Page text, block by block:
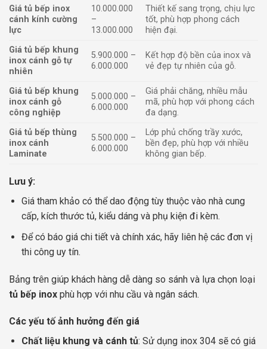
Giá tủ bếp inox
cánh kính cường
lực
10.000.000
–
13.000.000
Thiết kế sang trọng, chịu lực
tốt, phù hợp phong cách
hiện đại.
Giá tủ bếp khung
inox cánh gỗ tự
nhiên
5.900.000 –
6.000.000
Kết hợp độ bền của inox và
vẻ đẹp tự nhiên của gỗ.
Giá tủ bếp khung
inox cánh gỗ
công nghiệp
5.000.000 –
6.000.000
Giá phải chăng, nhiều mẫu
mã, phù hợp với phong cách
đa dạng.
Giá tủ bếp thùng
inox cánh
Laminate
5.500.000 –
6.000.000
Lớp phủ chống trầy xước,
bền đẹp, phù hợp với nhiều
không gian bếp.
Lưu ý:
Giá tham khảo có thể dao động tùy thuộc vào nhà cung
cấp, kích thước tủ, kiểu dáng và phụ kiện đi kèm.
Để có báo giá chi tiết và chính xác, hãy liên hệ các đơn vị
thi công uy tín.
Bảng trên giúp khách hàng dễ dàng so sánh và lựa chọn loại
tủ bếp inox phù hợp với nhu cầu và ngân sách.
Các yếu tố ảnh hưởng đến giá
Chất liệu khung và cánh tủ: Sử dụng inox 304 sẽ có giá